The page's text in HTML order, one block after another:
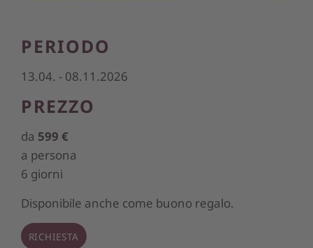
PERIODO
13.04. - 08.11.2026
PREZZO
da 599 €
a persona
6 giorni
Disponibile anche come buono regalo.
RICHIESTA